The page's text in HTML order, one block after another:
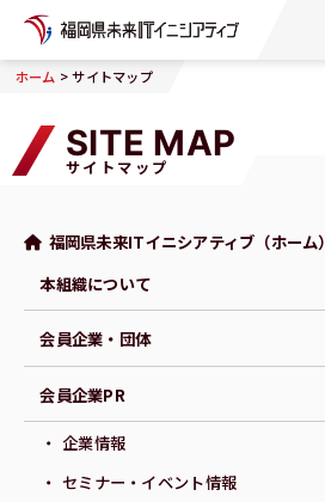
ホーム >サイトマップ
SITE MAP
サイトマップ
福岡県未来ITイニシアティブ（ホーム）
本組織について
会員企業・団体
会員企業PR
企業情報
セミナー・イベント情報